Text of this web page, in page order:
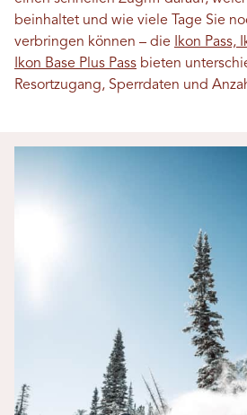
beinhaltet und wie viele Tage Sie
verbringen können – die Ikon Pass,
Ikon Base Plus Pass bieten
Resortzugang, Sperrdaten und